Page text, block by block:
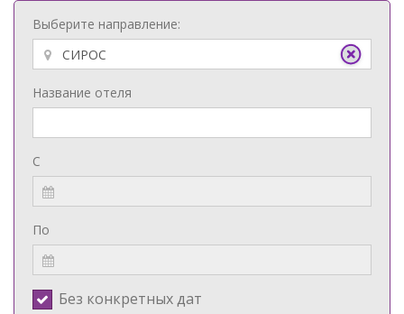
Выберите направление:
Название отеля
С
По
Без конкретных дат